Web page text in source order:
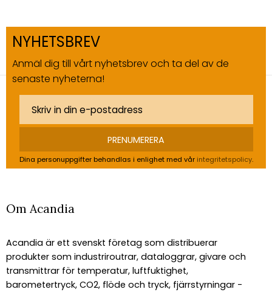
NYHETSBREV
Anmäl dig till vårt nyhetsbrev och ta del av de
senaste nyheterna!
PRENUMERERA
Dina personuppgifter behandlas i enlighet med vår integritetspolicy.
Om Acandia
Acandia är ett svenskt företag som distribuerar
produkter som industriroutrar, dataloggrar, givare och
transmittrar för temperatur, luftfuktighet,
barometertryck, CO2, flöde och tryck, fjärrstyrningar -